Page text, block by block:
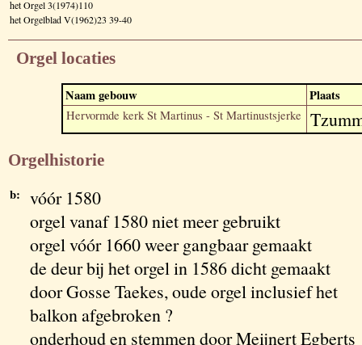
het Orgel 3(1974)110
het Orgelblad V(1962)23 39-40
Orgel locaties
Naam gebouw Plaats
Hervormde kerk St Martinus - St Martinustsjerke
Orgelhistorie
b:
vóór 1580
orgel vanaf 1580 niet meer gebruikt
orgel vóór 1660 weer gangbaar gemaakt
de deur bij het orgel in 1586 dicht gemaakt
door Gosse Taekes, oude orgel inclusief het
balkon afgebroken ?
onderhoud en stemmen door Meijnert Egberts